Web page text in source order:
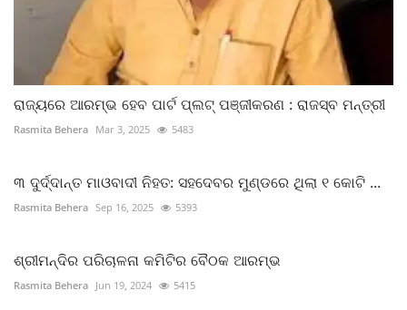
ରାଜ୍ୟରେ ଆରମ୍ଭ ହେବ ପାର୍ଟ ପ୍ଲଟ୍ ପଞ୍ଜୀକରଣ : ରାଜସ୍ବ ମନ୍ତ୍ରୀ
Rasmita Behera Mar 3, 2025 5483
୩ ଦୁର୍ଦ୍ଦାନ୍ତ ମାଓବାଦୀ ନିହତ: ସହଦେବର ମୁଣ୍ଡରେ ଥିଲା ୧ କୋଟି ...
Rasmita Behera Sep 16, 2025 5393
ଶ୍ରୀମନ୍ଦିର ପରିଚାଳନା କମିଟିର ବୈଠକ ଆରମ୍ଭ
Rasmita Behera Jun 19, 2024 5415